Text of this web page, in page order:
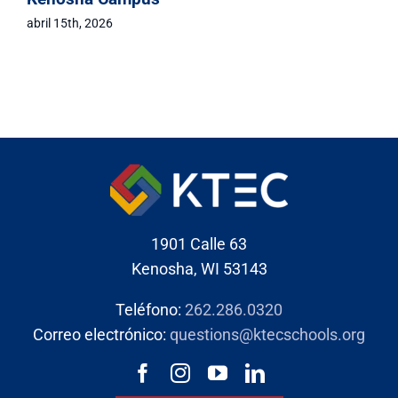
1901 Calle 63
Kenosha, WI 53143
Teléfono: 262.286.0320
Correo electrónico: questions@ktecschools.org